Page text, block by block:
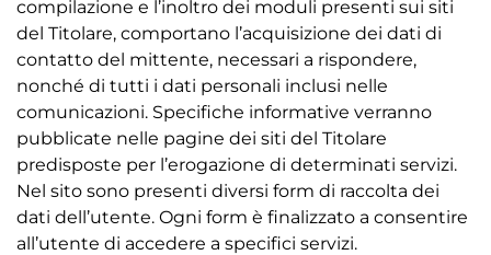
compilazione e l’inoltro dei moduli presenti sui siti
del Titolare, comportano l’acquisizione dei dati di
contatto del mittente, necessari a rispondere,
nonché di tutti i dati personali inclusi nelle
comunicazioni. Specifiche informative verranno
pubblicate nelle pagine dei siti del Titolare
predisposte per l’erogazione di determinati servizi.
Nel sito sono presenti diversi form di raccolta dei
dati dell’utente. Ogni form è finalizzato a consentire
all’utente di accedere a specifici servizi.